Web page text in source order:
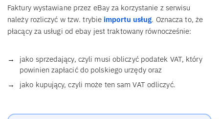
Faktury wystawiane przez eBay za korzystanie z serwisu
należy rozliczyć w tzw. trybie importu usług. Oznacza to, że
płacący za usługi od ebay jest traktowany równocześnie:
jako sprzedający, czyli musi obliczyć podatek VAT, który
powinien zapłacić do polskiego urzędy oraz
jako kupujący, czyli może ten sam VAT odliczyć.